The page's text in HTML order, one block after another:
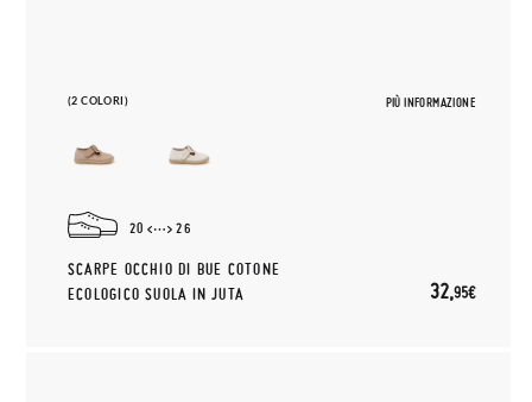
(2 COLORI) PIÙ INFORMAZIONE
20 26
SCARPE OCCHIO DI BUE COTONE
ECOLOGICO SUOLA IN JUTA
32,95€